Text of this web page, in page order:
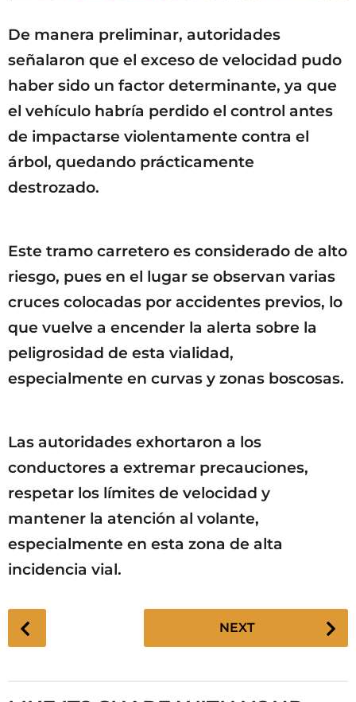
De manera preliminar, autoridades
señalaron que el exceso de velocidad pudo
haber sido un factor determinante, ya que
el vehículo habría perdido el control antes
de impactarse violentamente contra el
árbol, quedando prácticamente
destrozado.
Este tramo carretero es considerado de alto
riesgo, pues en el lugar se observan varias
cruces colocadas por accidentes previos, lo
que vuelve a encender la alerta sobre la
peligrosidad de esta vialidad,
especialmente en curvas y zonas boscosas.
Las autoridades exhortaron a los
conductores a extremar precauciones,
respetar los límites de velocidad y
mantener la atención al volante,
especialmente en esta zona de alta
incidencia vial.
P
o
NEXT